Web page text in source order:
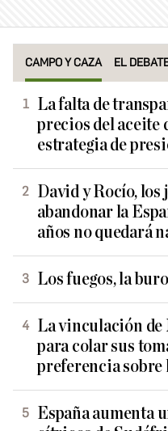
CAMPO Y CAZA EL
La falta de
precios del aceite
estrategia de
David y Rocío, los
abandonar la
años no quedará
Los fuegos, la
La vinculación de
para colar sus
preferencia sobre
España aumenta